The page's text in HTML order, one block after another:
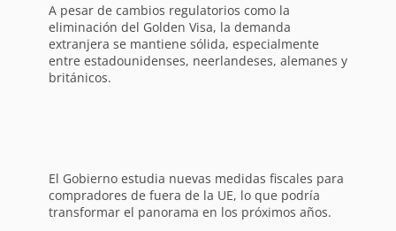
A pesar de cambios regulatorios como la
eliminación del Golden Visa, la demanda
extranjera se mantiene sólida, especialmente
entre estadounidenses, neerlandeses, alemanes y
británicos.
El Gobierno estudia nuevas medidas fiscales para
compradores de fuera de la UE, lo que podría
transformar el panorama en los próximos años.